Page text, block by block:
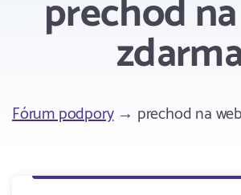
prechod
Fórum podpory→ prechod na